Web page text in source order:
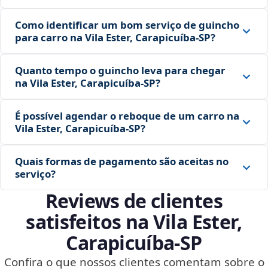
Como identificar um bom serviço de guincho
para carro na Vila Ester, Carapicuíba‑SP?
Quanto tempo o guincho leva para chegar
na Vila Ester, Carapicuíba‑SP?
É possível agendar o reboque de um carro na
Vila Ester, Carapicuíba‑SP?
Quais formas de pagamento são aceitas no
serviço?
Reviews de clientes
satisfeitos na Vila Ester,
Carapicuíba‑SP
Confira o que nossos clientes comentam sobre o